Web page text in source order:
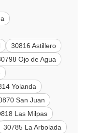
30816 Astillero
Ojo de Agua
Yolanda
San Juan
Las Milpas
30785 La Arbolada